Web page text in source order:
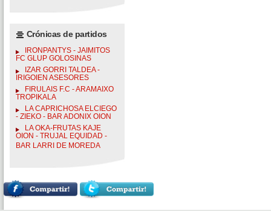
Crónicas de partidos
IRONPANTYS - JAIMITOS
FC GLUP GOLOSINAS
IZAR GORRI TALDEA -
IRIGOIEN ASESORES
FIRULAIS F.C - ARAMAIXO
TROPIKALA
LA CAPRICHOSA ELCIEGO
- ZIEKO - BAR ADONIX OION
LA OKA-FRUTAS KAJE
OION - TRUJAL EQUIDAD -
BAR LARRI DE MOREDA